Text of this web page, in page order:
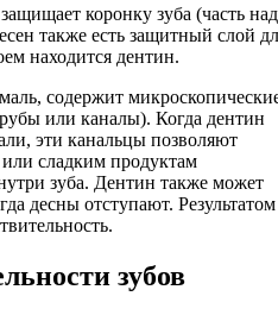
коронку зуба (часть над
также есть защитный слой
находится дентин.
содержит
или каналы). Когда дентин
эти канальцы позволяют
сладким продуктам
зуба. Дентин также может
десны отступают. Результатом
зубов